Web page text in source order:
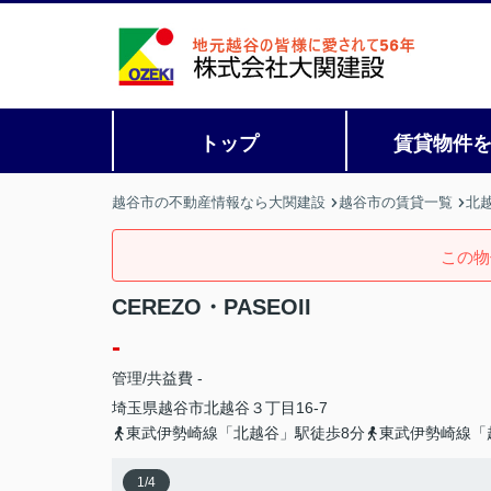
トップ 賃貸物件
越谷市の不動産情報なら大関建設 越谷市の賃貸一覧 北
この
CEREZO・PASEOII
-
管理/共益費 -
埼玉県越谷市北越谷 ３丁目16-7
東武伊勢崎線「北越谷」駅徒歩8分
東武伊勢崎線
1/4